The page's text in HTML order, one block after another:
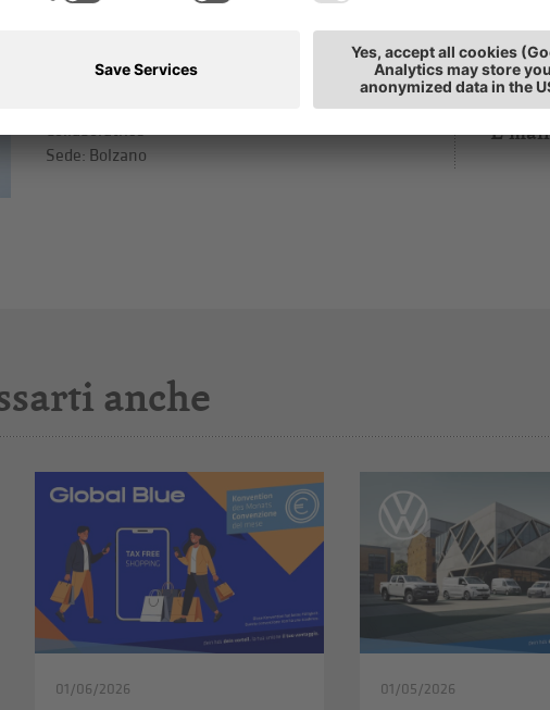
Roberta Amà
Collaboratrice
Sede: Bolzano
T:
E-
anche
01/06/2026 01/05/2026